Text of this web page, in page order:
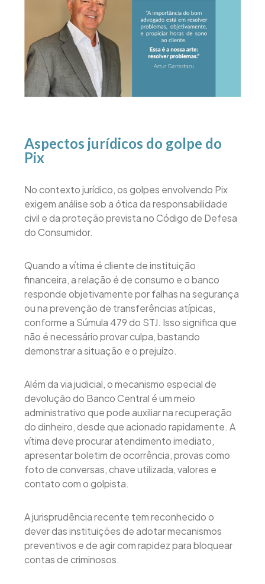
Aspectos jurídicos do golpe do
Pix
No contexto jurídico, os golpes envolvendo Pix
exigem análise sob a ótica da responsabilidade
civil e da proteção prevista no Código de Defesa
do Consumidor.
Quando a vítima é cliente de instituição
financeira, a relação é de consumo e o banco
responde objetivamente por falhas na segurança
ou na prevenção de transferências atípicas,
conforme a Súmula 479 do STJ. Isso significa que
não é necessário provar culpa, bastando
demonstrar a situação e o prejuízo.
Além da via judicial, o mecanismo especial de
devolução do Banco Central é um meio
administrativo que pode auxiliar na recuperação
do dinheiro, desde que acionado rapidamente. A
vítima deve procurar atendimento imediato,
apresentar boletim de ocorrência, provas como
foto de conversas, chave utilizada, valores e
contato com o golpista.
A jurisprudência recente tem reconhecido o
dever das instituições de adotar mecanismos
preventivos e de agir com rapidez para bloquear
contas de criminosos.